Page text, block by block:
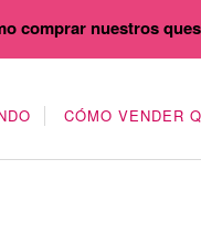
CÓMO VENDER
comprar nuestros